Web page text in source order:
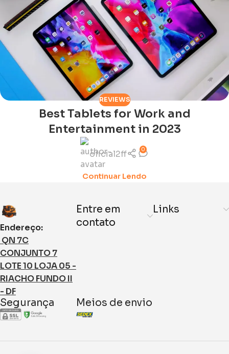
REVIEWS
Best Tablets for Work and
Entertainment in 2023
oficial2ff 0
Continuar Lendo
Endereço:
QN 7C
CONJUNTO 7
LOTE 10 LOJA 05 -
RIACHO FUNDO II
- DF
Entre em
contato
Links
Segurança Meios de envio